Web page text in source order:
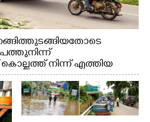
നിന്ന് എത്തിയ